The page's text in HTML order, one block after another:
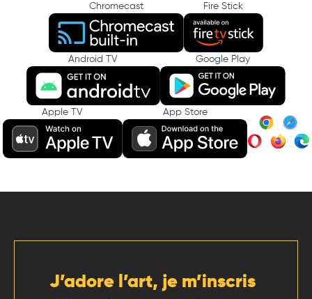
Chromecast Fire Stick
Android TV Google Play
Apple TV App Store
J’adore l’art, je m’inscris